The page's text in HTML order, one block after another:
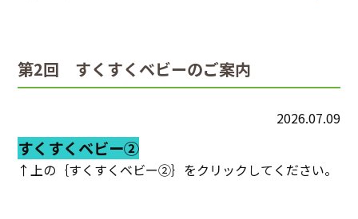
第2回 すくすくベビーのご案内
2026.07.09
すくすくベビー②
↑上の｛すくすくベビー②｝をクリックしてください。